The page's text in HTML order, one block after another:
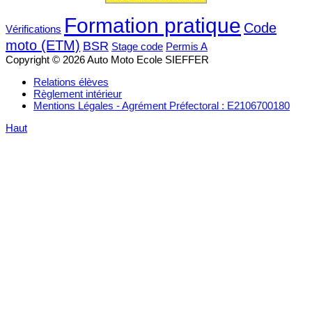
Vérifications Formation pratique Code
moto (ETM) BSR Stage code Permis A
Copyright © 2026 Auto Moto Ecole SIEFFER
Relations élèves
Règlement intérieur
Mentions Légales - Agrément Préfectoral : E2106700180
Haut